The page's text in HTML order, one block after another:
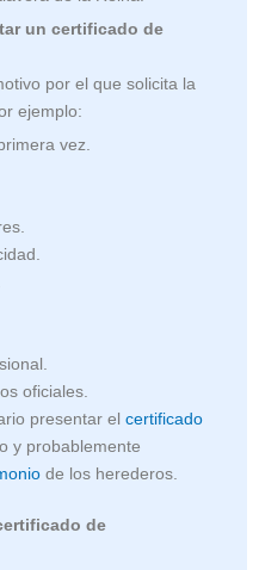
un certificado de
por el que solicita la
ejemplo:
vez.
oficiales.
presentar elcertificado
y probablemente
de los herederos.
de